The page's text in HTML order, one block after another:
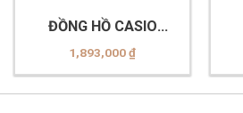
ĐỒNG HỒ CASIO
MTP-V300L-7AUDF
1,893,000₫